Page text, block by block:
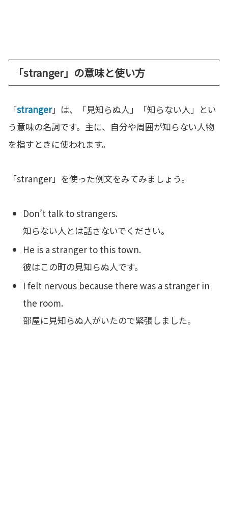
「stranger」の意味と使い方
「stranger」は、「見知らぬ人」「知らない人」とい
う意味の名詞です。主に、自分や周囲が知らない人物
を指すときに使われます。
「stranger」を使った例文をみてみましょう。
Don’t talk to strangers.
知らない人とは話さないでください。
He is a stranger to this town.
彼はこの町の見知らぬ人です。
I felt nervous because there was a stranger in
the room.
部屋に見知らぬ人がいたので緊張しました。